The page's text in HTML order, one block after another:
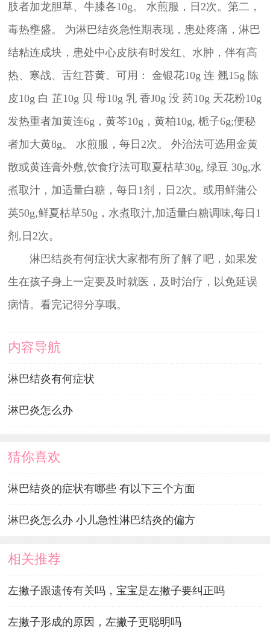
肢者加龙胆草、牛膝各10g。 水煎服，日2次。第二，
毒热壅盛。 为淋巴结炎急性期表现，患处疼痛，淋巴
结粘连成块，患处中心皮肤有时发红、水肿，伴有高
热、寒战、舌红苔黄。可用： 金银花10g 连 翘15g 陈
皮10g 白 芷10g 贝 母10g 乳 香J0g 没 药10g 天花粉10g
发热重者加黄连6g，黄芩10g，黄柏10g, 栀子6g;便秘
者加大黄8g。 水煎服，每日2次。 外治法可选用金黄
散或黄连膏外敷,饮食疗法可取夏枯草30g, 绿豆 30g,水
煮取汁，加适量白糖，每日1剂，日2次。或用鲜蒲公
英50g,鲜夏枯草50g，水煮取汁,加适量白糖调味,每日1
剂,日2次。
淋巴结炎有何症状大家都有所了解了吧，如果发
生在孩子身上一定要及时就医，及时治疗，以免延误
病情。看完记得分享哦。
内容导航
淋巴结炎有何症状
淋巴炎怎么办
猜你喜欢
淋巴结炎的症状有哪些 有以下三个方面
淋巴炎怎么办 小儿急性淋巴结炎的偏方
相关推荐
左撇子跟遗传有关吗，宝宝是左撇子要纠正吗
左撇子形成的原因，左撇子更聪明吗